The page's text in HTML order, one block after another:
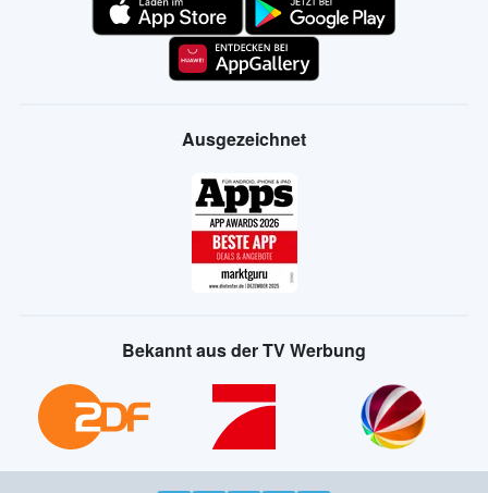
Ausgezeichnet
Bekannt aus der TV Werbung